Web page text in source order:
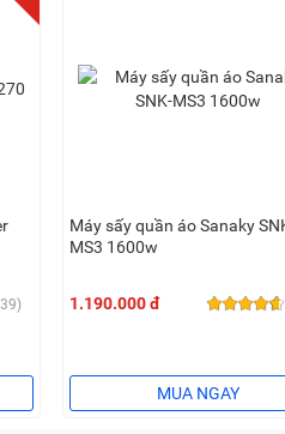
Máy sấy quần áo Sanaky
MS3 1600w
1.190.000 đ
MUA NGAY